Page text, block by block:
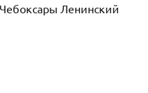
Ленинский